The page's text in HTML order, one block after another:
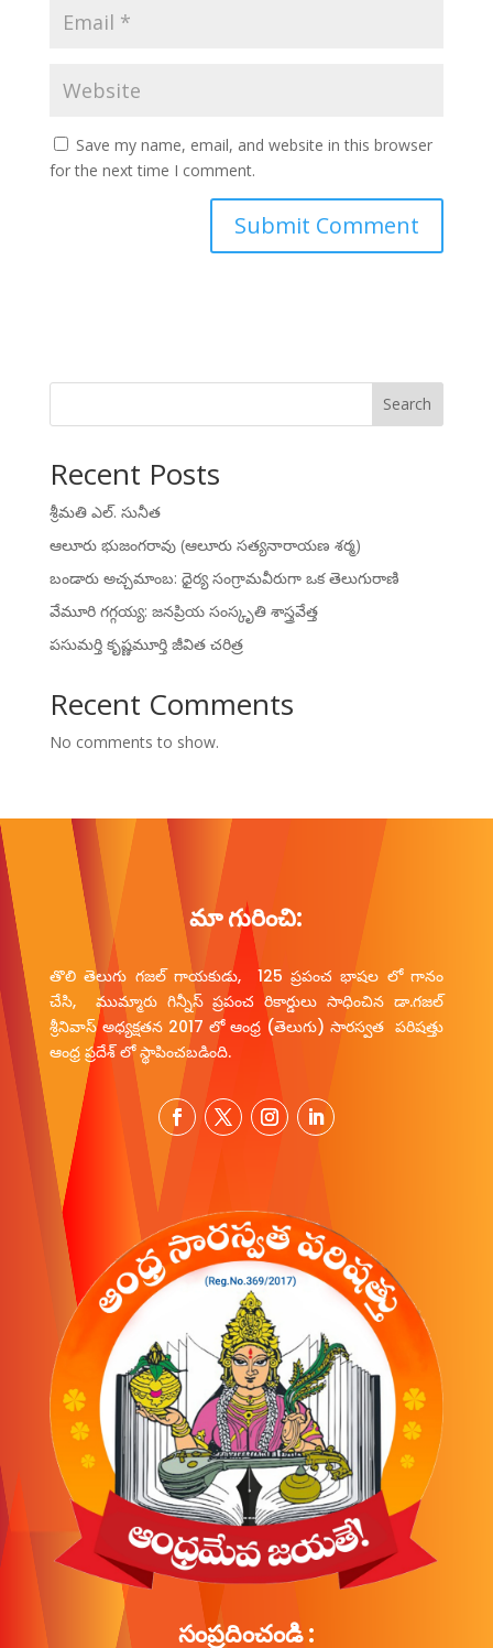
Save my name, email, and website in this browser
for the next time I comment.
Search
Recent Posts
శ్రీమతి ఎల్. సునీత
ఆలూరు భుజంగరావు (ఆలూరు సత్యనారాయణ శర్మ)
బండారు అచ్చమాంబ: ధైర్య సంగ్రామవీరుగా ఒక తెలుగురాణి
వేమూరి గగ్గయ్య: జనప్రియ సంస్కృతి శాస్త్రవేత్త
పసుమర్తి కృష్ణమూర్తి జీవిత చరిత్ర
Recent Comments
No comments to show.
మా గురించి:
తొలి తెలుగు గజల్ గాయకుడు, 125 ప్రపంచ భాషల లో గానం
చేసి, ముమ్మారు గిన్నీస్ ప్రపంచ రికార్డులు సాధించిన డా.గజల్
శ్రీనివాస్ అధ్యక్షతన 2017 లో ఆంధ్ర (తెలుగు) సారస్వత పరిషత్తు
ఆంధ్ర ప్రదేశ్ లో స్థాపించబడింది.
సంప్రదించండి :